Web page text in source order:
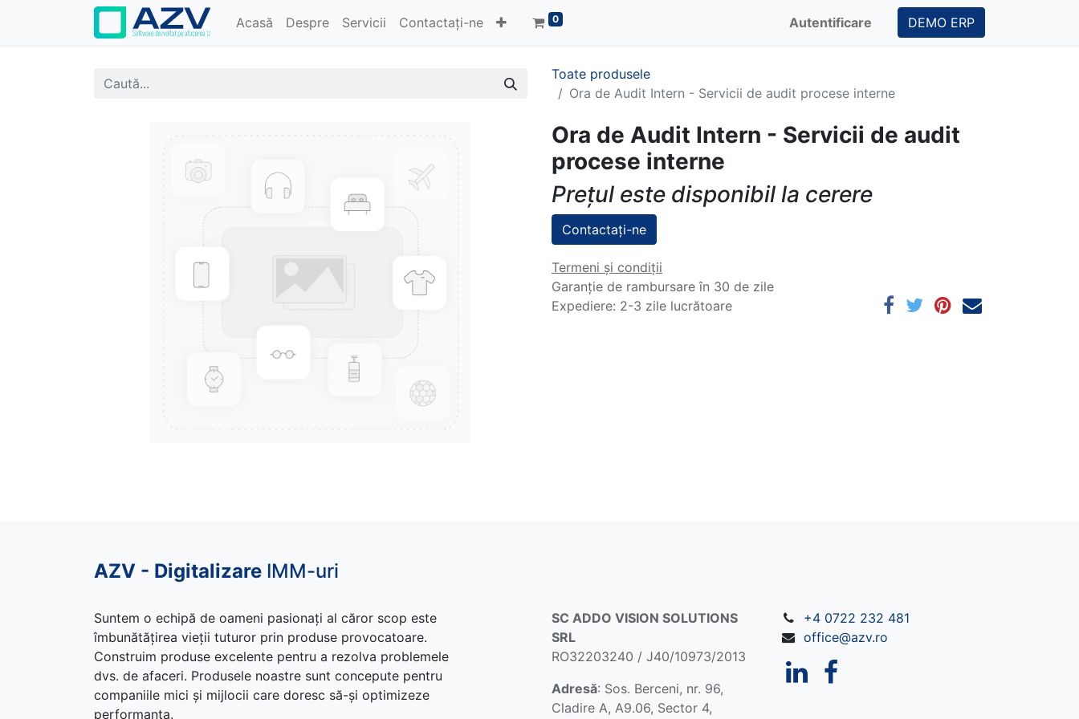
Acasă Despre Servicii Contactați-ne 0 Autentificare DEMO ERP
Toate produsele
Ora de Audit Intern - Servicii de audit procese interne
Ora de Audit Intern - Servicii de audit
procese interne
Prețul este disponibil la cerere
Contactați-ne
Termeni și condiții
Garanție de rambursare în 30 de zile
Expediere: 2-3 zile lucrătoare
AZV - Digitalizare IMM-uri
Suntem o echipă de oameni pasionați al căror scop este
îmbunătățirea vieții tuturor prin produse provocatoare.
Construim produse excelente pentru a rezolva problemele
dvs. de afaceri. Produsele noastre sunt concepute pentru
companiile mici și mijlocii care doresc să-și optimizeze
performanța.
SC ADDO VISION SOLUTIONS
SRL
RO32203240 / J40/10973/2013
Adresă: Sos. Berceni, nr. 96,
Cladire A, A9.06, Sector 4,
+4 0722 232 481
office@azv.ro